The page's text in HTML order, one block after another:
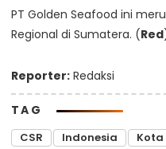
PT Golden Seafood ini
Regional di Sumatera. (Red
Reporter: Redaksi
TAG
CSR Indonesia Kota